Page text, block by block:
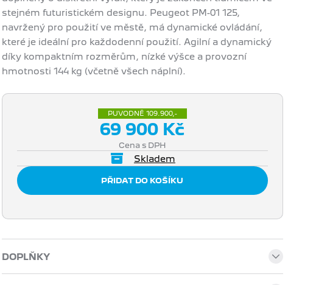
stejném futuristickém designu. Peugeot PM-01 125,
navržený pro použití ve městě, má dynamické ovládání,
které je ideální pro každodenní použití. Agilní a dynamický
díky kompaktním rozměrům, nízké výšce a provozní
hmotnosti 144 kg (včetně všech náplní).
PŮVODNĚ 109.900,-
69 900 Kč
Cena s DPH
Skladem
DOPLŇKY